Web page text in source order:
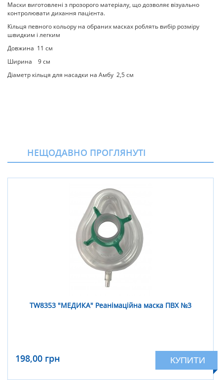
Маски виготовлені з прозорого матеріалу, що дозволяє візуально
контролювати дихання пацієнта.
Кільця певного кольору на обраних масках роблять вибір розміру
швидким і легким
Довжина 11 см
Ширина 9 см
Діаметр кільця для насадки на Амбу 2,5 см
НЕЩОДАВНО ПРОГЛЯНУТІ
TW8353 "МЕДИКА" Реанімаційна маска ПВХ №3
198,00 грн КУПИТИ